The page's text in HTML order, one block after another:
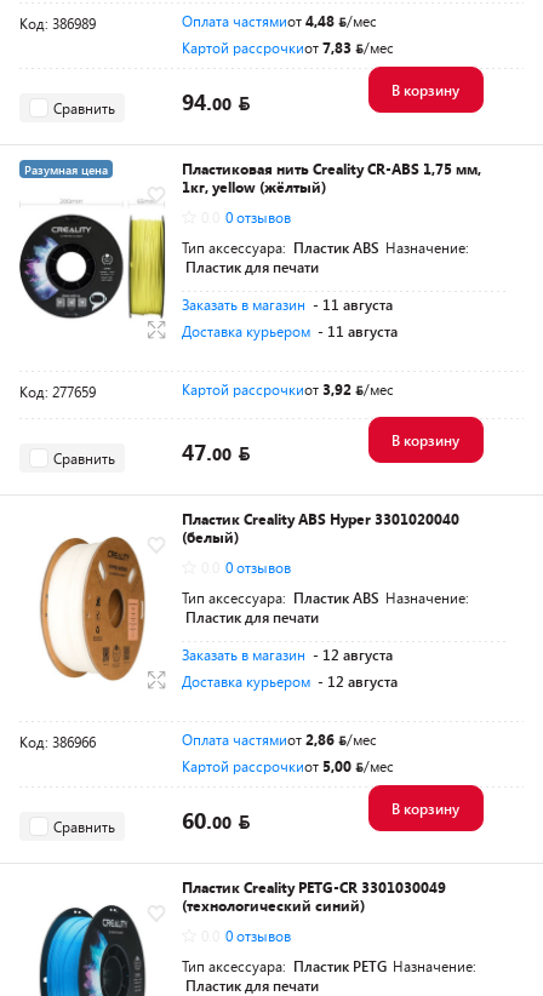
Код: 386989 Оплата частямиот4,48
/мес
Картой рассрочкиот7,83 /мес
Сравнить 94.00
В корзину
Разумная цена
Пластиковая нить Creality CR-ABS 1,75 мм,
1кг, yellow (жёлтый)
0 отзывов
Тип аксессуара: Пластик ABS Назначение:
Пластик для печати
Заказать в магазин - 11 августа
Доставка курьером - 11 августа
Код: 277659 Картой рассрочкиот3,92 /мес
Сравнить 47.00
В корзину
Пластик Creality ABS Hyper 3301020040
(белый)
0 отзывов
Тип аксессуара: Пластик ABS Назначение:
Пластик для печати
Заказать в магазин - 12 августа
Доставка курьером - 12 августа
Код: 386966 Оплата частямиот2,86
/мес
Картой рассрочкиот 5,00 /мес
Сравнить 60.00
В корзину
Пластик Creality PETG-CR 3301030049
(технологический синий)
0 отзывов
Тип аксессуара: Пластик PETG Назначение:
Пластик для печати